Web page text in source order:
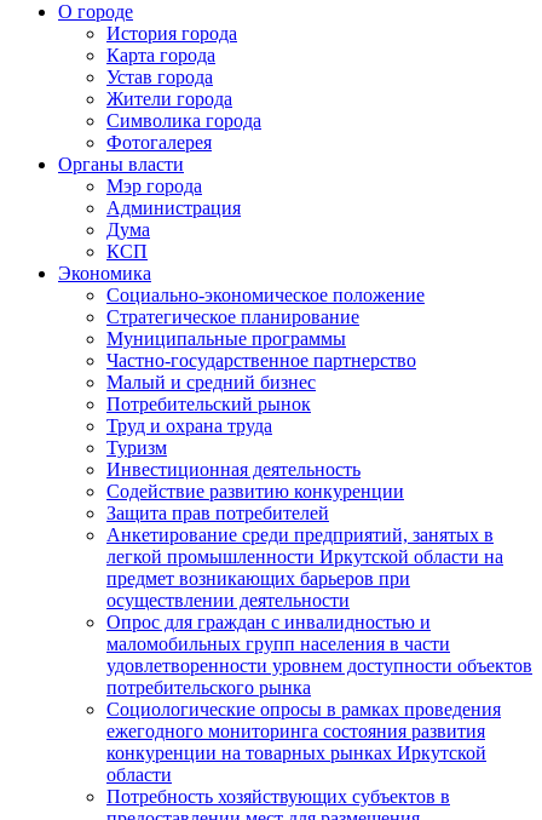
О городе
История города
Карта города
Устав города
Жители города
Символика города
Фотогалерея
Органы власти
Мэр города
Администрация
Дума
КСП
Экономика
Социально-экономическое положение
Стратегическое планирование
Муниципальные программы
Частно-государственное партнерство
Малый и средний бизнес
Потребительский рынок
Труд и охрана труда
Туризм
Инвестиционная деятельность
Содействие развитию конкуренции
Защита прав потребителей
Анкетирование среди предприятий, занятых в
легкой промышленности Иркутской области на
предмет возникающих барьеров при
осуществлении деятельности
Опрос для граждан с инвалидностью и
маломобильных групп населения в части
удовлетворенности уровнем доступности объектов
потребительского рынка
Социологические опросы в рамках проведения
ежегодного мониторинга состояния развития
конкуренции на товарных рынках Иркутской
области
Потребность хозяйствующих субъектов в